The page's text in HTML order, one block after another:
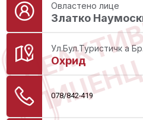
Овластено лице
Златко
Ул.Бул.Туристичк а
Охрид
078/842-419